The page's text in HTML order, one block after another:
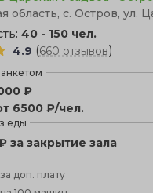
область, с. Остров, ул.
40 - 150 чел.
4.9 (660 отзывов)
₽
6500 ₽/чел.
еды
за закрытие зала
за доп. плату